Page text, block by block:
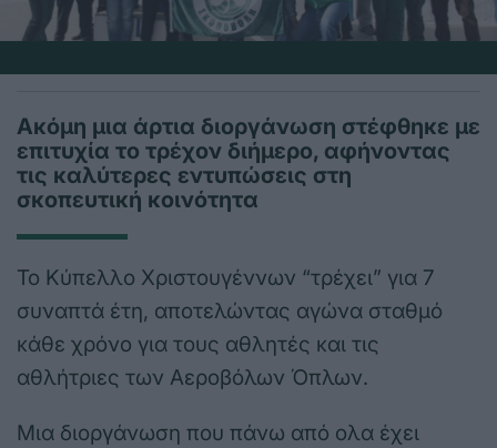
Ακόμη μια άρτια διοργάνωση στέφθηκε με
επιτυχία το τρέχον διήμερο, αφήνοντας
τις καλύτερες εντυπώσεις στη
σκοπευτική κοινότητα
Το Κύπελλο Χριστουγέννων “τρέχει” για 7
συναπτά έτη, αποτελώντας αγώνα σταθμό
κάθε χρόνο για τους αθλητές και τις
αθλήτριες των Αεροβόλων Όπλων.
Μια διοργάνωση που πάνω από ολα έχει